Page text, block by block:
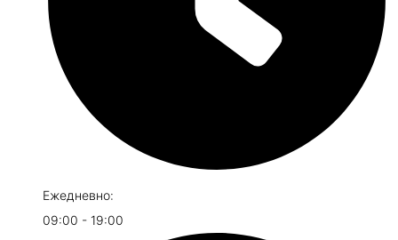
Ежедневно:
09:00 - 19:00